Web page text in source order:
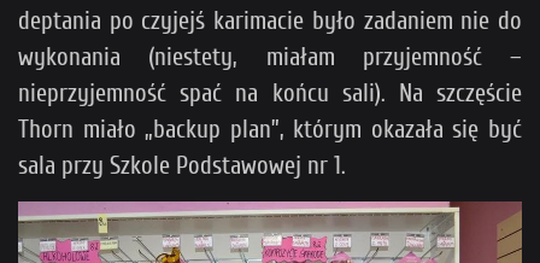
deptania po czyjejś karimacie było zadaniem nie do
wykonania (niestety, miałam przyjemność –
nieprzyjemność spać na końcu sali). Na szczęście
Thorn miało „backup plan”, którym okazała się być
sala przy Szkole Podstawowej nr 1.